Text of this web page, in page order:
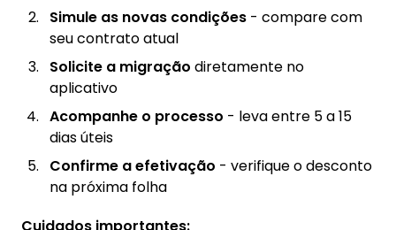
Simule as novas condições - compare com
seu contrato atual
Solicite a migração diretamente no
aplicativo
Acompanhe o processo - leva entre 5 a 15
dias úteis
Confirme a efetivação - verifique o desconto
na próxima folha